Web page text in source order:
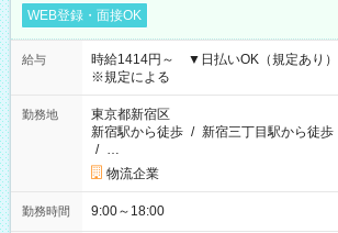
WEB登録・面接OK
給与
時給1414円～ ▼日払いOK（規定あり
※規定による
勤務地
東京都新宿区
新宿駅から徒歩 / 新宿三丁目駅から徒歩
/ …
物流企業
勤務時間 9:00～18:00